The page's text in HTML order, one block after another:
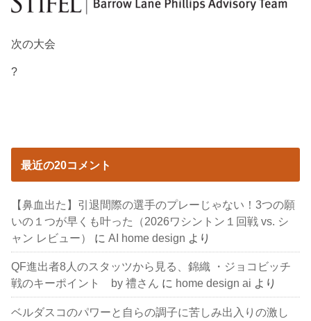
次の大会
?
最近の20コメント
【鼻血出た】引退間際の選手のプレーじゃない！3つの願
いの１つが早くも叶った（2026ワシントン１回戦 vs. シ
ャン レビュー）
にAI home design より
QF進出者8人のスタッツから見る、錦織 ・ジョコビッチ
戦のキーポイント by 禮さん に home design ai より
ベルダスコのパワーと自らの調子に苦しみ出入りの激し